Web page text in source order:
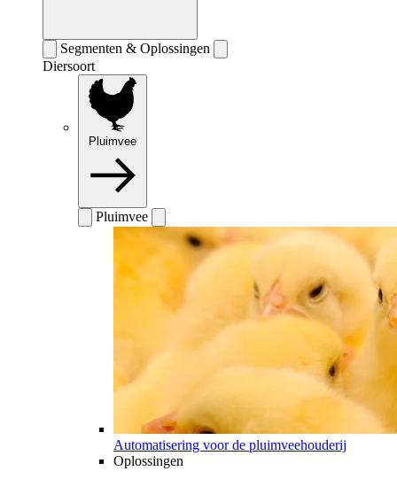
Segmenten & Oplossingen
Diersoort
Pluimvee
Pluimvee
Automatisering voor de pluimveehouderij
Oplossingen